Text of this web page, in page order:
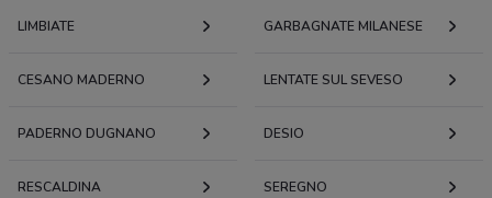
LIMBIATE GARBAGNATE MILANESE
CESANO MADERNO LENTATE SUL SEVESO
PADERNO DUGNANO DESIO
RESCALDINA SEREGNO